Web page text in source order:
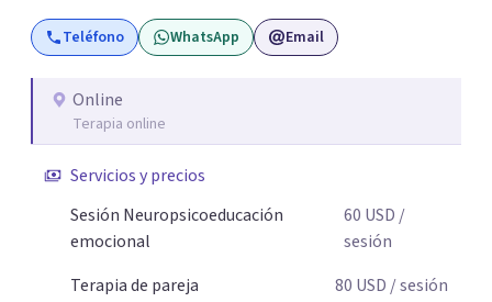
psicología contemporánea, neurociencias y estrategias
de cambio basadas en evidencia para fortalecer la
promover cambios sostenibles. Como divulgador
científico, acerca la psicología y las neurociencias a la vida
aplicables, con el propósito de impulsar un bienestar
integral.
Teléfono WhatsApp Email
Online
Terapia online
Servicios y precios
Sesión Neuropsicoeducación
emocional
60 USD /
sesión
Terapia de pareja
80 USD / sesión